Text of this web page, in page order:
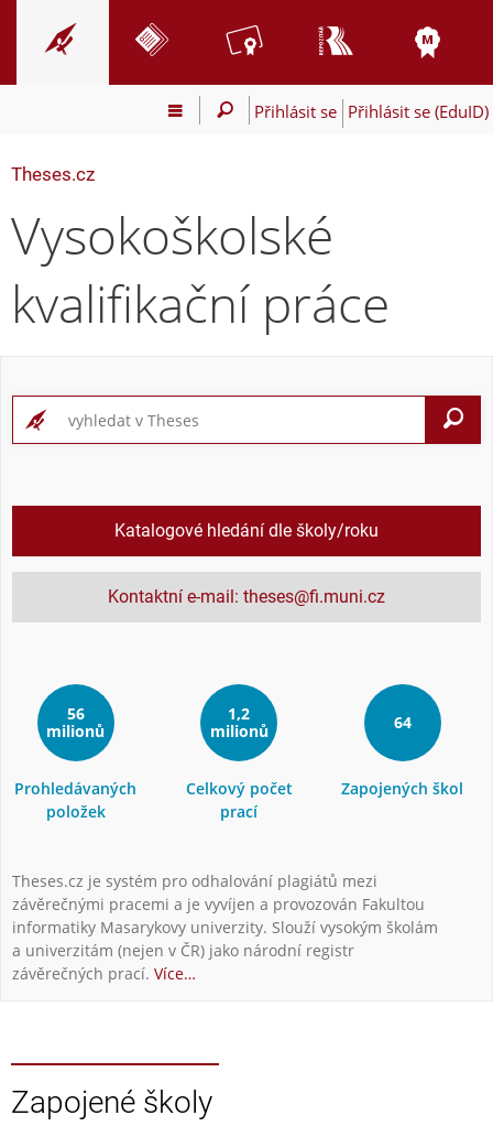
Přihlásit se Přihlásit se (EduID)
Theses.cz
Vysokoškolské
kvalifikační práce
Katalogové hledání dle školy/roku
Kontaktní e-mail: theses@fi.muni.cz
56
milionů
Prohledávaných
položek
1,2
milionů
Celkový počet
prací
64
Zapojených škol
Theses.cz je systém pro odhalování plagiátů mezi
závěrečnými pracemi a je vyvíjen a provozován Fakultou
informatiky Masarykovy univerzity. Slouží vysokým školám
a univerzitám (nejen v ČR) jako národní registr
závěrečných prací. Více…
Zapojené školy